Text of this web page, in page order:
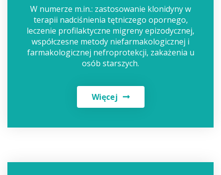
W numerze m.in.: zastosowanie klonidyny w
terapii nadciśnienia tętniczego opornego,
leczenie profilaktyczne migreny epizodycznej,
współczesne metody niefarmakologicznej i
farmakologicznej nefroprotekcji, zakażenia u
osób starszych.
Więcej